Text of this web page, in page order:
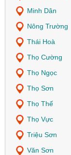
Minh Dân
Nông Trường
Thái Hoà
Thọ Cường
Thọ Ngọc
Thọ Sơn
Thọ Thế
Thọ Vực
Triệu Sơn
Văn Sơn